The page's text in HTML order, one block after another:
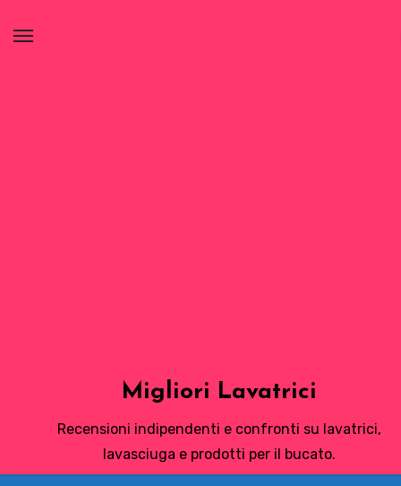
Migliori Lavatrici
Recensioni indipendenti e confronti su lavatrici,
lavasciuga e prodotti per il bucato.